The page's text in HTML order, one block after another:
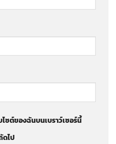
ซต์ของฉันบนเบราว์เซอร์นี้
ดไป